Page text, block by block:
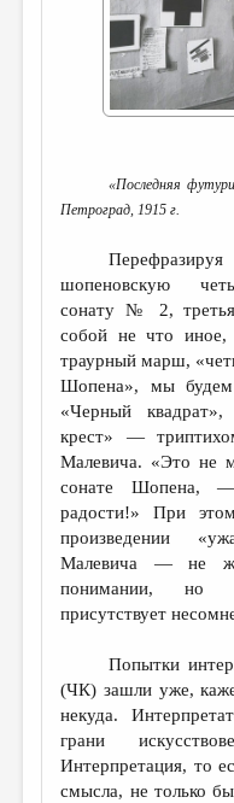
ИЗБРАННОЕ
ДАЙДЖЕСТ
ПРОИЗВЕДЕНИЯ
КОНКУРСЫ
КНИЖНАЯ ПОЛКА
ОБЗОР ЛИТЕРАТУРЫ
СТРАНИЦЫ ПАМЯТИ
ОБЪЯВЛЕНИЯ
КОЛОНКА РЕДАКТОРА
РЕДКОЛЛЕГИЯ
ОТ РЕДАКЦИИ
МАЛАЯ ПРОЗА
ЭССЕИСТИКА
ЛИТЕРАТУРОВЕДЕНИЕ
КУЛЬТУРОВЕДЕНИЕ
ПУБЛИЦИСТИКА
РЕЦЕНЗИРОВАНИЕ
«Последняя
Петроград, 1915 г.
шопеновскую
сонату № 2, третья
собой не что иное,
траурный марш,
Шопена», мы будем
«Черный
крест» —
Малевича. «Это не
сонате Шопена,
радости!» При
произведении
Малевича — не
понимании, но
присутствует
Попытки
(ЧК) зашли уже,
некуда.
грани
Интерпретация, то
смысла, не только